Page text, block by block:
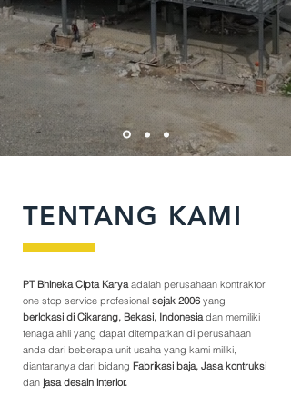
TENTANG KAMI
PT Bhineka Cipta Karyaadalah perusahaan kontraktor
one stop service profesional sejak 2006 yang
berlokasi di Cikarang, Bekasi, Indonesiadan memiliki
tenaga ahli yang dapat ditempatkan di perusahaan
anda dari beberapa unit usaha yang kami miliki,
diantaranya dari bidang Fabrikasi baja, Jasa kontruksi
dan jasa desain interior.